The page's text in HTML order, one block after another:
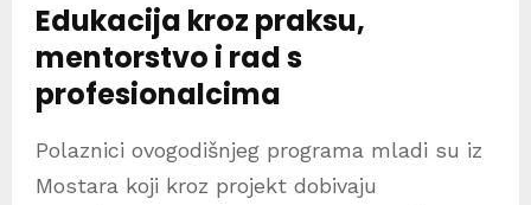
Edukacija kroz praksu,
mentorstvo i rad s
profesionalcima
Polaznici ovogodišnjeg programa mladi su iz
Mostara koji kroz projekt dobivaju